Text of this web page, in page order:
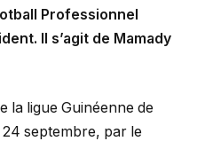
Professionnel
Il s’agit de Mamady
la ligue Guinéenne de
septembre, par le